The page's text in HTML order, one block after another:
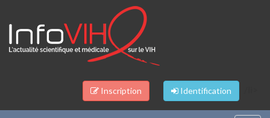
Inscription Identification
Panneau de gestion des cookies